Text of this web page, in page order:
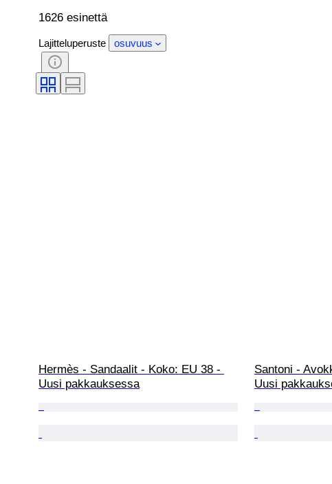
1626 esinettä
Lajitteluperuste osuvuus
Hermès - Sandaalit - Koko: EU 38 -
Uusi pakkauksessa
Santoni -
Uusi